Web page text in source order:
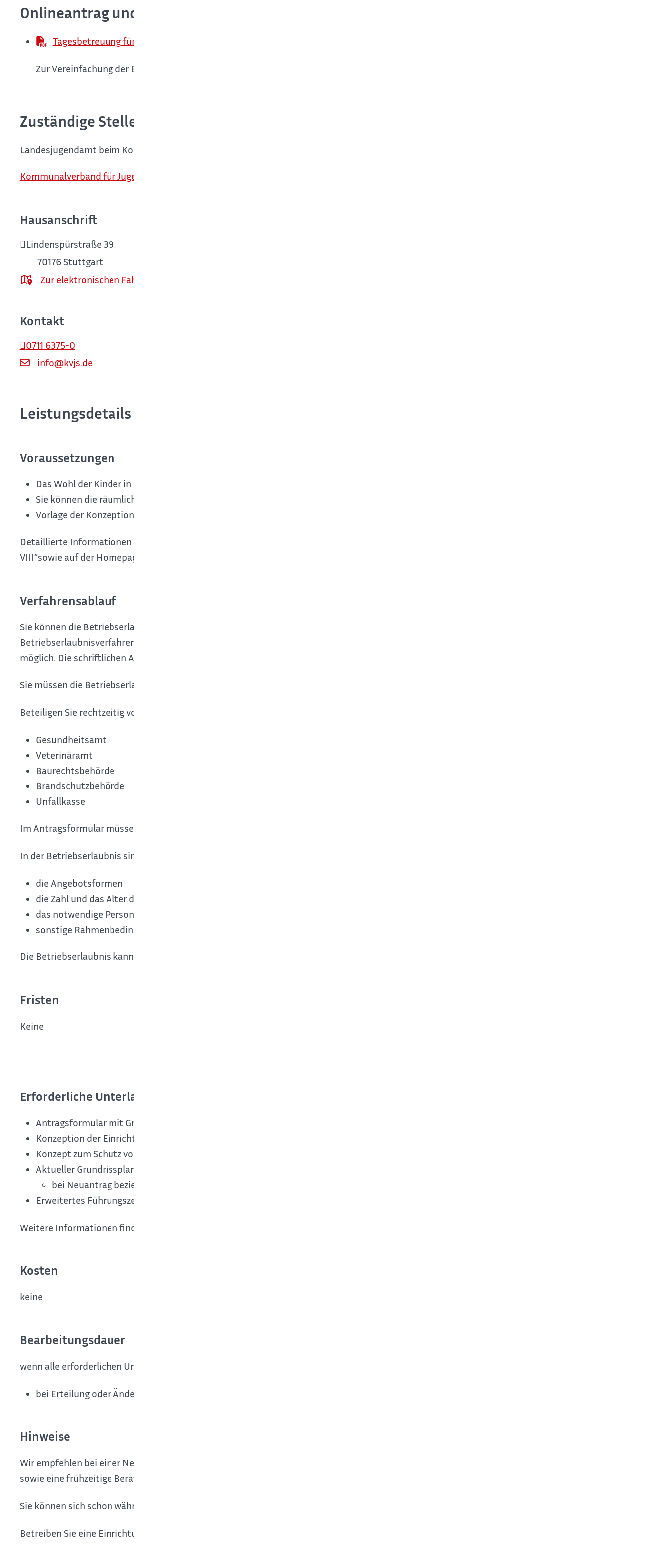
Onlineantrag und Formulare
Tagesbetreuung für Kinder
Zur Vereinfachung der Bearbeitung finden Sie Antragsvordrucke und Verordnungen nach Aufgabengebieten geordnet.
Zuständige Stelle
Landesjugendamt beim Kommunalverband für Jugend und Soziales Baden-Württemberg (KVJS)
Kommunalverband für Jugend und Soziales Baden-Württemberg (KVJS)
Hausanschrift
Lindenspürstraße 39
70176 Stuttgart
Zur elektronischen Fahrplanauskunft
Kontakt
0711 6375-0
info@kvjs.de
Leistungsdetails
Voraussetzungen
Das Wohl der Kinder in der Einrichtung ist gewährleistet.
Sie können die räumlichen, fachlichen, konzeptionellen, wirtschaftlichen und personellen Voraussetzungen sicherstellen.
Vorlage der Konzeption der Einrichtung und des Konzepts zum Schutz vor Gewalt
Detaillierte Informationen finden Sie in der Broschüre „Voraussetzungen zur Erteilung einer Betriebserlaubnis nach § 45 SGB
VIII“sowie auf der Homepage des KVJS.
Verfahrensablauf
Sie können die Betriebserlaubnis digital oder schriftlich beantragen. Eine digitale Antragsstellung im Rahmen des digitalen
Betriebserlaubnisverfahrens (DiBev) ist nach der Anmeldung über Kita-Data-Webhouse mit dem persönlichen Trägerzugang
möglich. Die schriftlichen Antragsformulare finden Sie auf der Homepage des KVJS unter Betriebserlaubnis.
Sie müssen die Betriebserlaubnis schriftlich beantragen. Die Antragsformulare finden Sie im Internet.
Beteiligen Sie rechtzeitig vorher folgende Stellen:
Gesundheitsamt
Veterinäramt
Baurechtsbehörde
Brandschutzbehörde
Unfallkasse
Im Antragsformular müssen Sie bestätigen, dass Sie die Vorgaben dieser Stellen einhalten.
In der Betriebserlaubnis sind festgelegt und beschrieben:
die Angebotsformen
die Zahl und das Alter der zu betreuenden Kinder
das notwendige Personal
sonstige Rahmenbedingungen
Die Betriebserlaubnis kann die zuständige Stelle mit Auflagen versehen.
Fristen
Keine
Erforderliche Unterlagen
Antragsformular mit Gruppenblättern
Konzeption der Einrichtung
Konzept zum Schutz vor Gewalt
Aktueller Grundrissplan mit Nutzflächenberechnung
bei Neuantrag beziehungsweise. Erweiterung des Angebots für Kinder unter 3 Jahren zusätzlich: Baugenehmigung
Erweitertes Führungszeugnis der Einrichtungsleitung bei Doppelfunktion (Einrichtungsleitung und Trägerschaft)
Weitere Informationen finden Sie im Antragsformular.
Kosten
keine
Bearbeitungsdauer
wenn alle erforderlichen Unterlagen vorliegen:
bei Erteilung oder Änderung der Betriebserlaubnis: acht Wochen, sofern alle erforderlichen Unterlagen vollständig vorliegen
Hinweise
Wir empfehlen bei einer Neueröffnung eine Kontaktaufnahme mindestens drei Monate vor der geplanten Inbetriebnahme
sowie eine frühzeitige Beratung bereits während der Planung.
Sie können sich schon während der Planung vom Landesjugendamt beraten lassen.
Betreiben Sie eine Einrichtung ohne erforderliche Erlaubnis, begehen Sie eine Ordnungswidrigkeit.